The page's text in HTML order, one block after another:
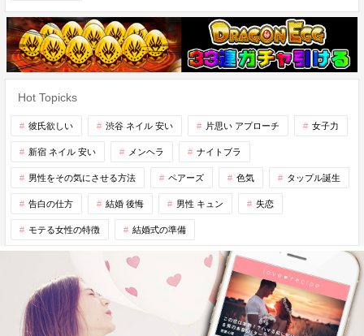
Hot Topicks
彼氏欲しい 渋谷 ネイル 安い 片思い アプローチ 女子力
新宿 ネイル 安い メンヘラ ナイトブラ
男性をその気にさせる方法 ペアーズ 色気 タップル誕生
告白の仕方 結婚 後悔 男性 キュン 失恋
モテる女性の特徴 結婚式の準備